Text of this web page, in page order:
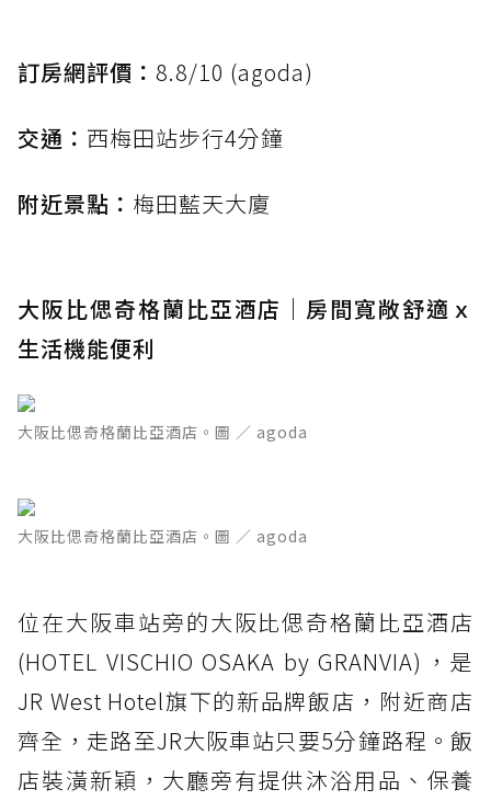
訂房網評價： 8.8/10 (agoda)
交通： 西梅田站步行4分鐘
附近景點： 梅田藍天大廈
大阪比偲奇格蘭比亞酒店｜房間寬敞舒適ｘ
生活機能便利
大阪比偲奇格蘭比亞酒店。圖 ／ agoda
大阪比偲奇格蘭比亞酒店。圖 ／ agoda
位在大阪車站旁的大阪比偲奇格蘭比亞酒店
(HOTEL VISCHIO OSAKA by GRANVIA)，是
JR West Hotel旗下的新品牌飯店，附近商店
齊全，走路至JR大阪車站只要5分鐘路程。飯
店裝潢新穎，大廳旁有提供沐浴用品、保養